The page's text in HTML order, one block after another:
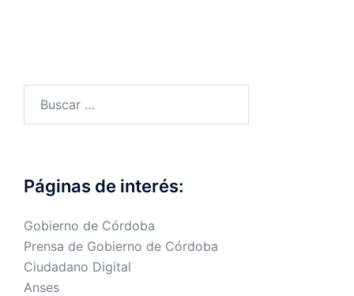
Páginas de interés:
Gobierno de Córdoba
Prensa de Gobierno de Córdoba
Ciudadano Digital
Anses